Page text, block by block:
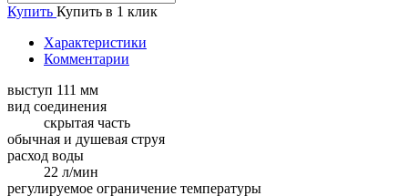
Купить Купить в 1 клик
Характеристики
Комментарии
выступ 111 мм
вид соединения
скрытая часть
обычная и душевая струя
расход воды
22 л/мин
регулируемое ограничение температуры